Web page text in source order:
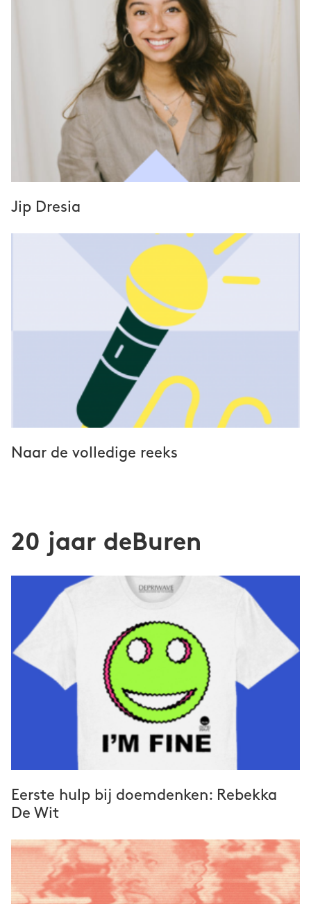
Jip Dresia
Naar de volledige reeks
20 jaar deBuren
Eerste hulp bij doemdenken: Rebekka
De Wit